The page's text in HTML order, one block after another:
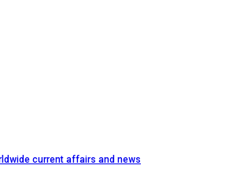
current affairs and news